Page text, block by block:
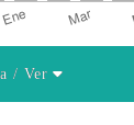
a/ Ver